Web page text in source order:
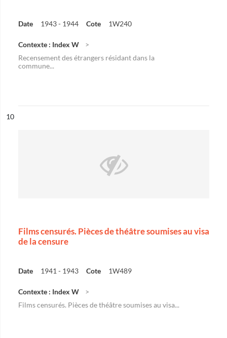
Date 1943 - 1944 Cote 1W240
Contexte : Index W
Recensement des étrangers résidant dans la
commune...
n°
10
Films censurés. Pièces de théâtre soumises au visa
de la censure
Date 1941 - 1943 Cote 1W489
Contexte : Index W
Films censurés. Pièces de théâtre soumises au visa...